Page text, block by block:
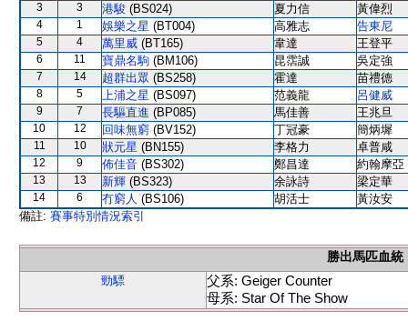
3 3 港駿 (BS024) 夏力信 黃偉烈
4 1 娛樂之星 (BT004) 高雅志 告東尼
5 4 萬里威 (BT165) 韋達 王登平
6 11 寶鼎名駒 (BM106) 昆霑誠 吳定強
7 14 超群出眾 (BS258) 霍達 苗禮德
8 5 上浦之星 (BS097) 范義龍 呂健威
9 7 長驅直進 (BP085) 馬佳善 王兆旦
10 12 回味無窮 (BV152) 丁冠豪 簡炳墀
11 10 狀元星 (BN155) 李格力 卓普咸
12 9 佈佳音 (BS302) 鄭昌達 約翰摩亞
13 13 新輝 (BS323) 余詠詩 梁定華
14 6 冇窮人 (BS106) 胡活士
黃汝安
備註: 賽事特別情況索引
勝出馬匹血統
勁驃
父系: Geiger Counter
母系: Star Of The Show